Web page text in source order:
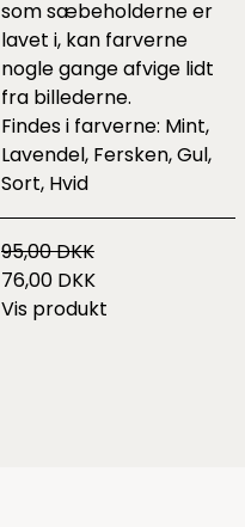
som sæbeholderne er
lavet i, kan farverne
nogle gange afvige lidt
fra billederne.
Findes i farverne: Mint,
Lavendel, Fersken, Gul,
Sort, Hvid
95,00 DKK
76,00 DKK
Vis produkt